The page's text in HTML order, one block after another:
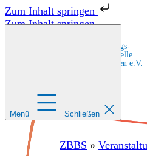
Zum Inhalt springen
Zum Inhalt springen
Zentrale Bildungs-
und Beratungsstelle
für Migrant:innen e.V.
Menü Schließen
ZBBS »